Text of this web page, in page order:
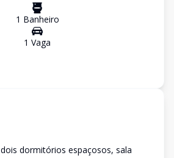
1 Banheiro
1 Vaga
dormitórios espaçosos, sala